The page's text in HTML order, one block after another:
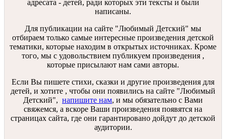
адресата - детей, ради которых эти тексты и были
написаны.
Для публикации на сайте "Любимый Детский" мы
отбираем только самые интересные произведения детской
тематики, которые находим в открытых источниках. Кроме
того, мы с удовольствием публикуем произведения ,
которые присылают нам сами авторы.
Если Вы пишете стихи, сказки и другие произведения для
детей, и хотите , чтобы они появились на сайте "Любимый
Детский", напишите нам, и мы обязательно с Вами
свяжемся, а вскоре Ваши произведения появятся на
страницах сайта, где они гарантировано дойдут до детской
аудитории.